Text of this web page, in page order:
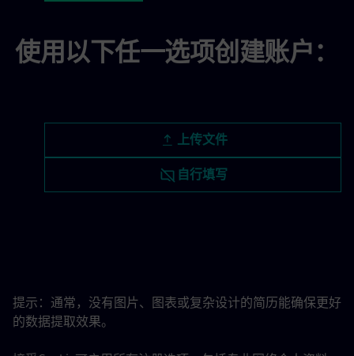
使用以下任一选项创建账户：
上传文件
自行填写
提示：通常，没有图片、图表或复杂设计的简历能确保更好
的数据提取效果。